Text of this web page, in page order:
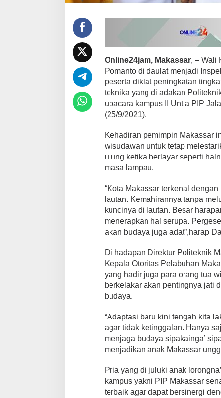
a
,
n
t
a
A
l
u
m
n
e
n
a
P
e
a
u
t
l
n
g
Online24jam, Makassar, – Wali
Pomanto di daulat menjadi
peserta diklat peningkatan
teknika yang di adakan
upacara kampus II Untia PIP
(25/9/2021).
Kehadiran pemimpin Makassar
wisudawan untuk tetap
ulung ketika berlayar seperti
masa lampau.
“Kota Makassar terkenal
lautan. Kemahirannya tanpa
kuncinya di lautan. Besar
menerapkan hal serupa.
akan budaya juga adat”,harap
Di hadapan Direktur Politeknik
Kepala Otoritas Pelabuhan
yang hadir juga para orang tua
berkelakar akan pentingnya jati
budaya.
“Adaptasi baru kini tengah kita
agar tidak ketinggalan. Hanya
menjaga budaya sipakainga’
menjadikan anak Makassar
Pria yang di juluki anak
kampus yakni PIP Makassar
terbaik agar dapat bersinergi